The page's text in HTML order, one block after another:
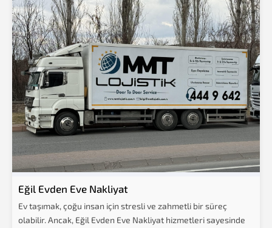
Eğil Evden Eve Nakliyat
Ev taşımak, çoğu insan için stresli ve zahmetli bir süreç
olabilir. Ancak, Eğil Evden Eve Nakliyat hizmetleri sayesinde